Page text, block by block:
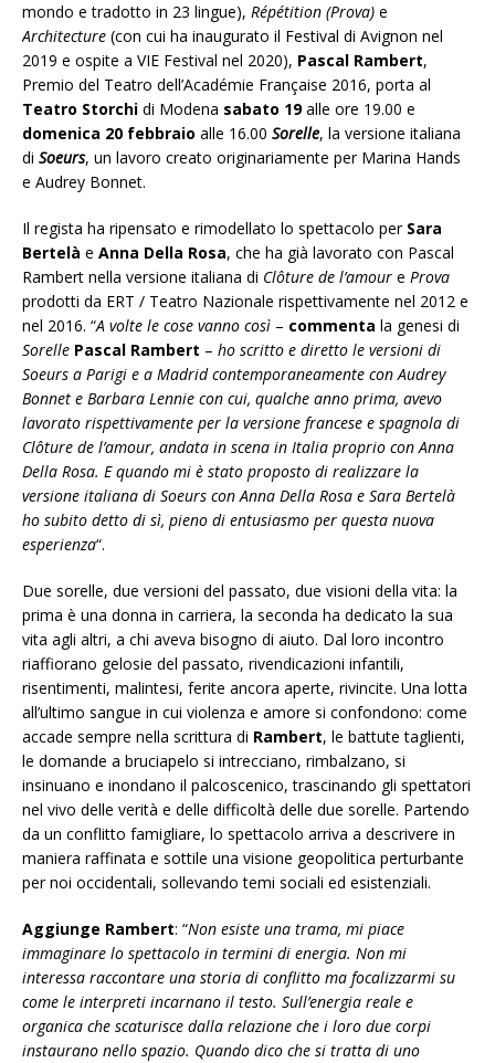
mondo e tradotto in 23 lingue), Répétition (Prova) e
Architecture (con cui ha inaugurato il Festival di Avignon nel
2019 e ospite a VIE Festival nel 2020), Pascal Rambert,
Premio del Teatro dell’Académie Française 2016, porta al
Teatro Storchi di Modena sabato 19alle ore 19.00 e
domenica 20 febbraio alle 16.00 Sorelle, la versione italiana
di Soeurs, un lavoro creato originariamente per Marina Hands
e Audrey Bonnet.
Il regista ha ripensato e rimodellato lo spettacolo per Sara
Bertelà e Anna Della Rosa, che ha già lavorato con Pascal
Rambert nella versione italiana di Clôture de l’amour e Prova
prodotti da ERT / Teatro Nazionale rispettivamente nel 2012 e
nel 2016. “A volte le cose vanno così – commenta la genesi di
Sorelle Pascal Rambert – ho scritto e diretto le versioni di
Soeurs a Parigi e a Madrid contemporaneamente con Audrey
Bonnet e Barbara Lennie con cui, qualche anno prima, avevo
lavorato rispettivamente per la versione francese e spagnola di
Clôture de l’amour, andata in scena in Italia proprio con Anna
Della Rosa. E quando mi è stato proposto di realizzare la
versione italiana di Soeurs con Anna Della Rosa e Sara Bertelà
ho subito detto di sì, pieno di entusiasmo per questa nuova
esperienza“.
Due sorelle, due versioni del passato, due visioni della vita: la
prima è una donna in carriera, la seconda ha dedicato la sua
vita agli altri, a chi aveva bisogno di aiuto. Dal loro incontro
riaffiorano gelosie del passato, rivendicazioni infantili,
risentimenti, malintesi, ferite ancora aperte, rivincite. Una lotta
all’ultimo sangue in cui violenza e amore si confondono: come
accade sempre nella scrittura di Rambert, le battute taglienti,
le domande a bruciapelo si intrecciano, rimbalzano, si
insinuano e inondano il palcoscenico, trascinando gli spettatori
nel vivo delle verità e delle difficoltà delle due sorelle. Partendo
da un conflitto famigliare, lo spettacolo arriva a descrivere in
maniera raffinata e sottile una visione geopolitica perturbante
per noi occidentali, sollevando temi sociali ed esistenziali.
Aggiunge Rambert: “Non esiste una trama, mi piace
immaginare lo spettacolo in termini di energia. Non mi
interessa raccontare una storia di conflitto ma focalizzarmi su
come le interpreti incarnano il testo. Sull’energia reale e
organica che scaturisce dalla relazione che i loro due corpi
instaurano nello spazio. Quando dico che si tratta di uno